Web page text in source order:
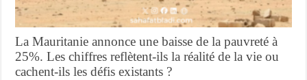
La Mauritanie annonce une baisse de la pauvreté à
25%. Les chiffres reflètent-ils la réalité de la vie ou
cachent-ils les défis existants ?